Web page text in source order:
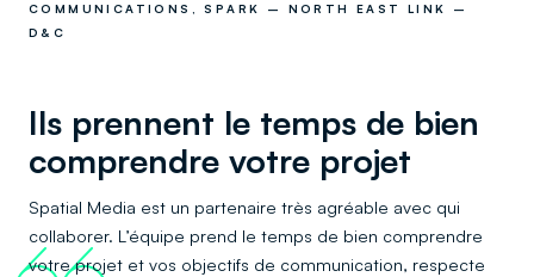
COMMUNICATIONS, SPARK – NORTH EAST LINK –
D&C
Ils prennent le temps de bien
comprendre votre projet
Spatial Media est un partenaire très agréable avec qui
collaborer. L’équipe prend le temps de bien comprendre
votre projet et vos objectifs de communication, respecte